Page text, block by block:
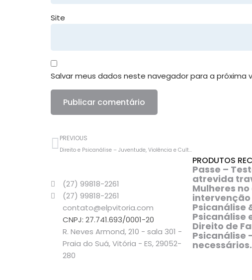
Site
Salvar meus dados neste navegador para a próxima
PREVIOUS
Direito e Psicanálise – Juventude, Violência e Cultura.
(27) 99818-2261
(27) 99818-2261
contato@elpvitoria.com
CNPJ: 27.741.693/0001-20
R. Neves Armond, 210 - sala 301 -
Praia do Suá, Vitória - ES, 29052-
280
PRODUTOS
Passe –
atrevida
Mulheres
Psicanálise
Psicanálise
Direito de
Psicanálise
necessários.